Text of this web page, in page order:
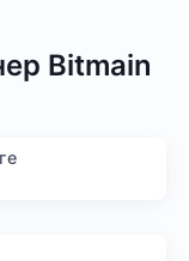
Bitmain